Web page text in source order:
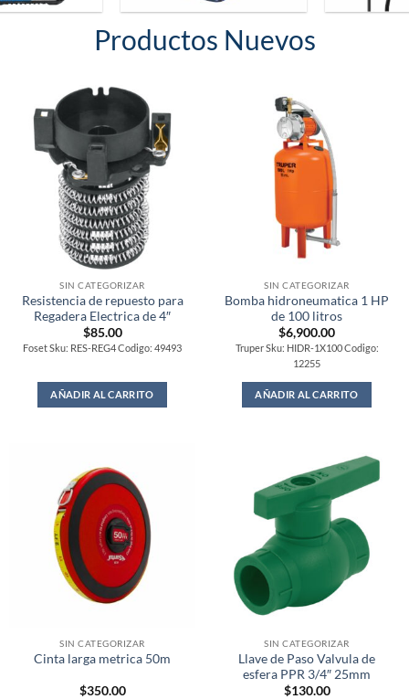
Productos Nuevos
SIN CATEGORIZAR
Resistencia de repuesto para
Regadera Electrica de 4″
$85.00
Foset Sku: RES-REG4 Codigo: 49493
AÑADIR AL CARRITO
SIN CATEGORIZAR
Bomba hidroneumatica 1 HP
de 100 litros
$6,900.00
Truper Sku: HIDR-1X100 Codigo:
12255
AÑADIR AL CARRITO
SIN CATEGORIZAR
Cinta larga metrica 50m
$350.00
SIN CATEGORIZAR
Llave de Paso Valvula de
esfera PPR 3/4″ 25mm
$130.00